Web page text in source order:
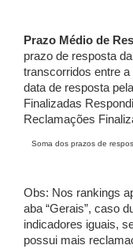
Prazo Médio de
prazo de resposta
transcorridos entre
data de resposta
Finalizadas
Reclamações
Soma dos prazos de
Obs: Nos rankings
aba “Gerais”, caso
indicadores iguais,
possui mais